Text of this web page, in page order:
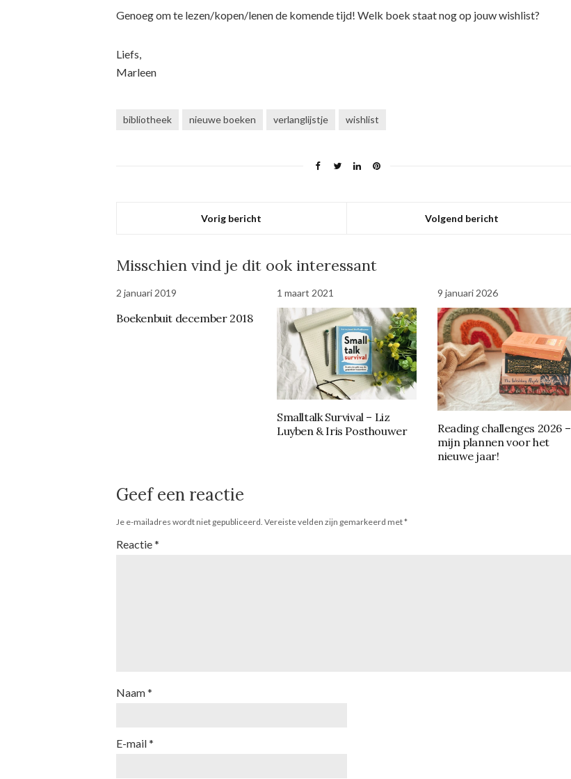
Genoeg om te lezen/kopen/lenen de komende tijd! Welk boek staat nog op jouw wishlist?
Liefs,
Marleen
bibliotheek nieuwe boeken verlanglijstje wishlist
Vorig bericht Volgend bericht
Misschien vind je dit ook interessant
2 januari 2019
Boekenbuit december 2018
1 maart 2021
Smalltalk Survival – Liz
Luyben & Iris Posthouwer
9 januari 2026
Reading challenges 2026 –
mijn plannen voor het
nieuwe jaar!
Geef een reactie
Je e-mailadres wordt niet gepubliceerd. Vereiste velden zijn gemarkeerd met*
Reactie*
Naam*
E-mail*